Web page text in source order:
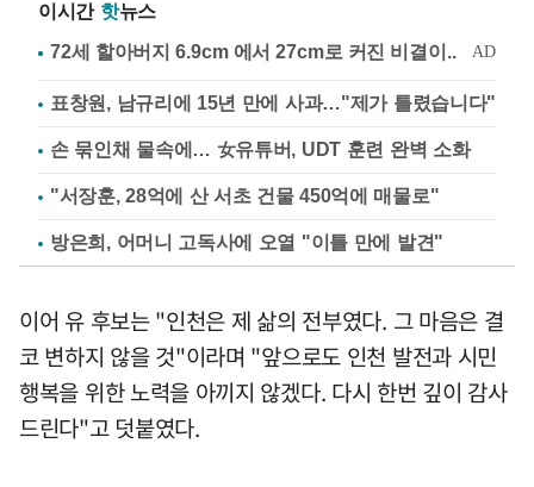
이시간 핫뉴스
표창원, 남규리에 15년 만에 사과…"제가 틀렸습니다"
손 묶인채 물속에… 女유튜버, UDT 훈련 완벽 소화
"서장훈, 28억에 산 서초 건물 450억에 매물로"
방은희, 어머니 고독사에 오열 "이틀 만에 발견"
이어 유 후보는 "인천은 제 삶의 전부였다. 그 마음은 결
코 변하지 않을 것"이라며 "앞으로도 인천 발전과 시민
행복을 위한 노력을 아끼지 않겠다. 다시 한번 깊이 감사
드린다"고 덧붙였다.